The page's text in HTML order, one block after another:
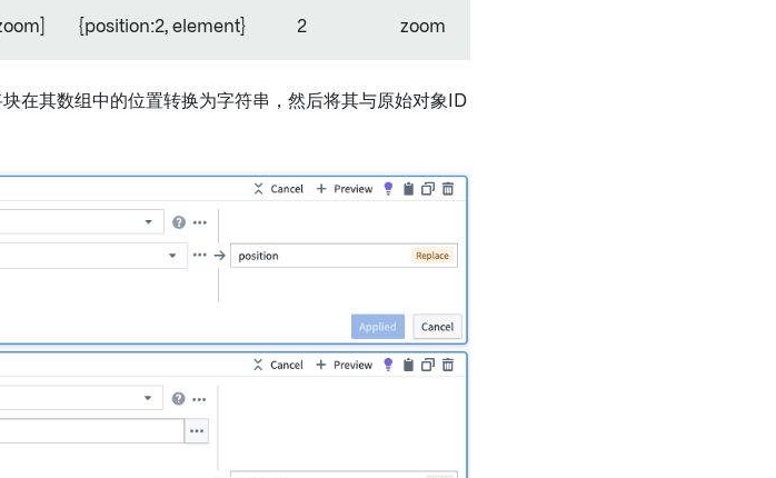
{position:2, element} 2 zoom
在其数组中的位置转换为字符串，然后将其与原始对象ID